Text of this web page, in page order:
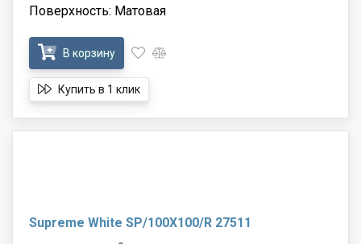
Поверхность: Матовая
В корзину
Купить в 1 клик
Supreme White SP/100X100/R 27511